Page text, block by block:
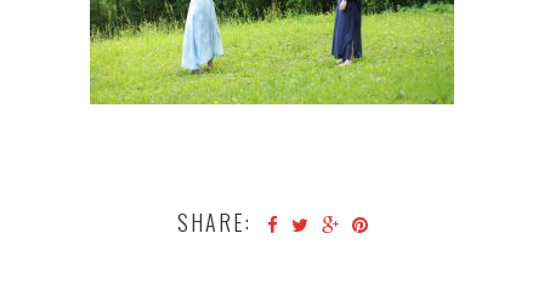
SHARE: